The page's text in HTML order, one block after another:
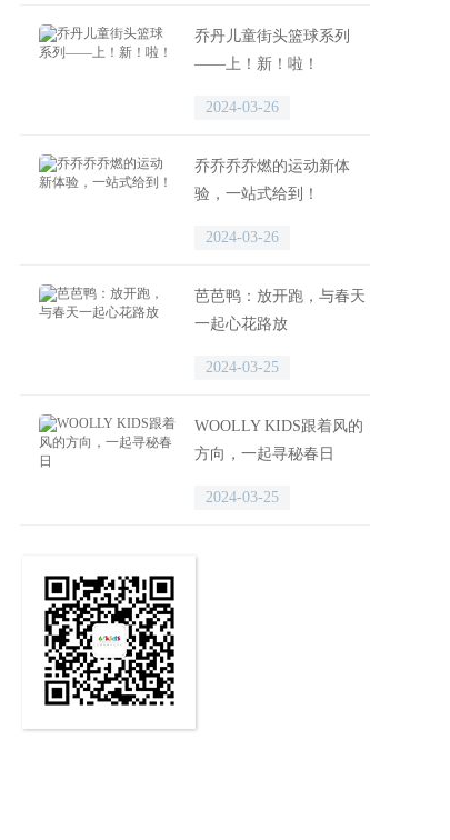
乔丹儿童街头篮球系列
——上！新！啦！
2024-03-26
乔乔乔乔燃的运动新体
验，一站式给到！
2024-03-26
芭芭鸭：放开跑，与春天
一起心花路放
2024-03-25
WOOLLY KIDS跟着风的
方向，一起寻秘春日
2024-03-25